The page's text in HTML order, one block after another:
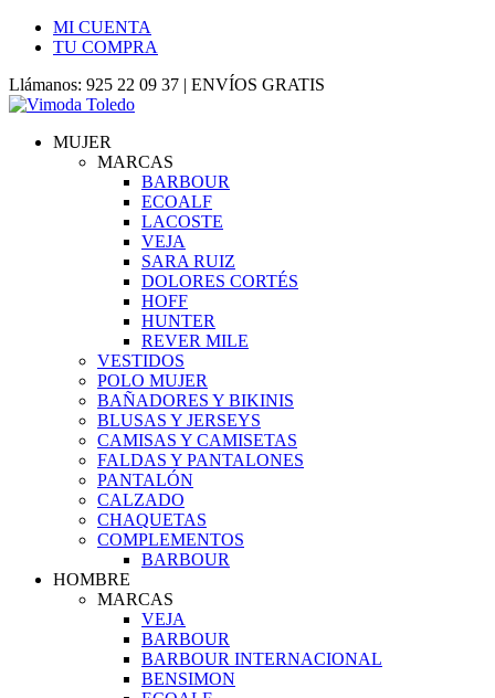
MI CUENTA
TU COMPRA
Llámanos: 925 22 09 37 | ENVÍOS GRATIS
MUJER
MARCAS
BARBOUR
ECOALF
LACOSTE
VEJA
SARA RUIZ
DOLORES CORTÉS
HOFF
HUNTER
REVER MILE
VESTIDOS
POLO MUJER
BAÑADORES Y BIKINIS
BLUSAS Y JERSEYS
CAMISAS Y CAMISETAS
FALDAS Y PANTALONES
PANTALÓN
CALZADO
CHAQUETAS
COMPLEMENTOS
BARBOUR
HOMBRE
MARCAS
VEJA
BARBOUR
BARBOUR INTERNACIONAL
BENSIMON